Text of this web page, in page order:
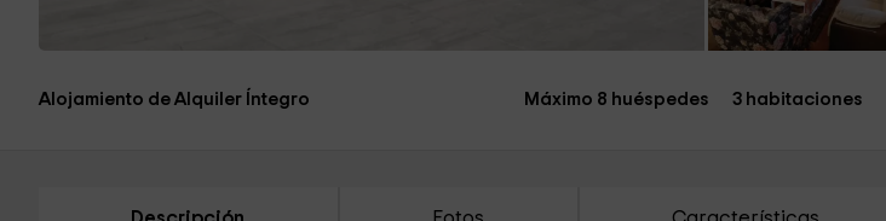
Alojamiento de Alquiler Íntegro Máximo 8 huéspedes 3 habitaciones